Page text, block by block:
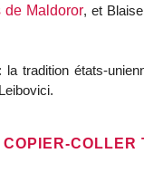
de Maldoror, et
tradition états-
COLLER